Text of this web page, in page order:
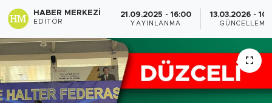
HABER MERKEZI
EDITÖR
21.09.2025 - 16:00
YAYINLANMA
13.03.2026 -
GÜNCELLEME
Öncü Radyo Dinle
Öncü TV İzle
Son Dakika Haberleri
Haber Arşivi